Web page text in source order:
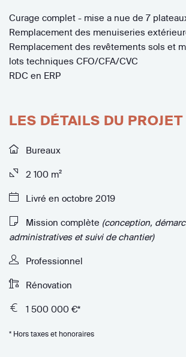
Curage complet - mise a nue de 7
Remplacement des menuiseries
Remplacement des revêtements sols et
lots techniques CFO/CFA/CVC
RDC en ERP
LES DÉTAILS DU PROJET
Bureaux
2 100 m²
Livré en octobre 2019
Mission complète (conception,
administratives et suivi de chantier)
Professionnel
Rénovation
1 500 000 €*
* Hors taxes et honoraires